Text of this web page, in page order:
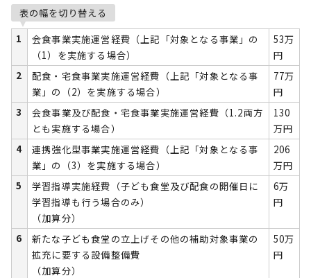
表の幅を切り替える
1
会食事業実施運営経費（上記「対象となる事業」の
（1）を実施する場合）
53万
円
2
配食・宅食事業実施運営経費（上記「対象となる事
業」の（2）を実施する場合）
77万
円
3
会食事業及び配食・宅食事業実施運営経費（1.2両方
とも実施する場合）
130
万円
4
連携強化型事業実施運営経費（上記「対象となる事
業」の（3）を実施する場合）
206
万円
5
学習指導実施経費（子ども食堂及び配食の開催日に
学習指導も行う場合のみ）
（加算分）
6万
円
6
新たな子ども食堂の立上げその他の補助対象事業の
拡充に要する設備整備費
（加算分）
50万
円